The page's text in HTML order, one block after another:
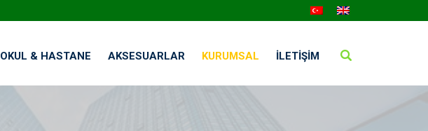
OKUL & HASTANE AKSESUARLAR KURUMSAL İLETIŞIM